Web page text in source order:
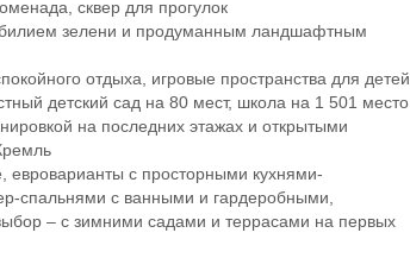
сквер для прогулок
зелени и продуманным ландшафтным
отдыха, игровые пространства для детей
детский сад на 80 мест, школа на 1 501 место
на последних этажах и открытыми
с просторными кухнями-
спальнями с ванными и гардеробными,
– с зимними садами и террасами на первых